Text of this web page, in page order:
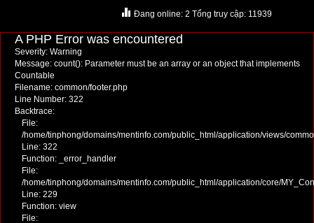
Đang online: 2 Tổng truy cập: 11939
A PHP Error was encountered
Severity: Warning
Message: count(): Parameter must be an array or an object that implements
Countable
Filename: common/footer.php
Line Number: 322
Backtrace:
File:
/home/tinphong/domains/mentinfo.com/public_html/application/views/
Line: 322
Function: _error_handler
File:
/home/tinphong/domains/mentinfo.com/public_html/application/core/
Line: 229
Function: view
File: